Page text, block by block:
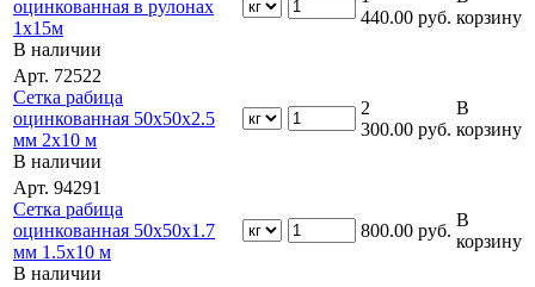
оцинкованная в рулонах
1х15м
В наличии
440.00 руб. корзину
Арт. 72522
Сетка рабица
оцинкованная 50х50х2.5
мм 2х10 м
В наличии
2
300.00 руб.
В
корзину
Арт. 94291
Сетка рабица
оцинкованная 50х50х1.7
мм 1.5х10 м
В наличии
800.00 руб.
В
корзину